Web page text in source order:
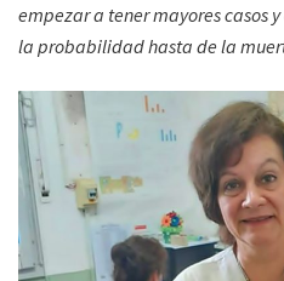
empezar a tener mayores casos
la probabilidad hasta de la